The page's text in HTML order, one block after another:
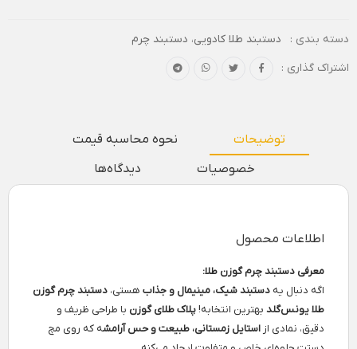
دسته بندی : دستبند طلا کادویی، دستبند چرم
اشتراک گذاری :
توضیحات
نحوه محاسبه قیمت
خصوصیات
دیدگاه‌ها
اطلاعات محصول
معرفی دستبند چرم گوزن طلا:
اگه دنبال یه دستبند شیک، مینیمال و جذاب هستی، دستبند چرم گوزن
طلا یونس‌گلد بهترین انتخابه!پلاک طلای گوزن با طراحی ظریف و
دقیق، نمادی از استایل زمستانی، طبیعت و حس آرامشه که روی مچ